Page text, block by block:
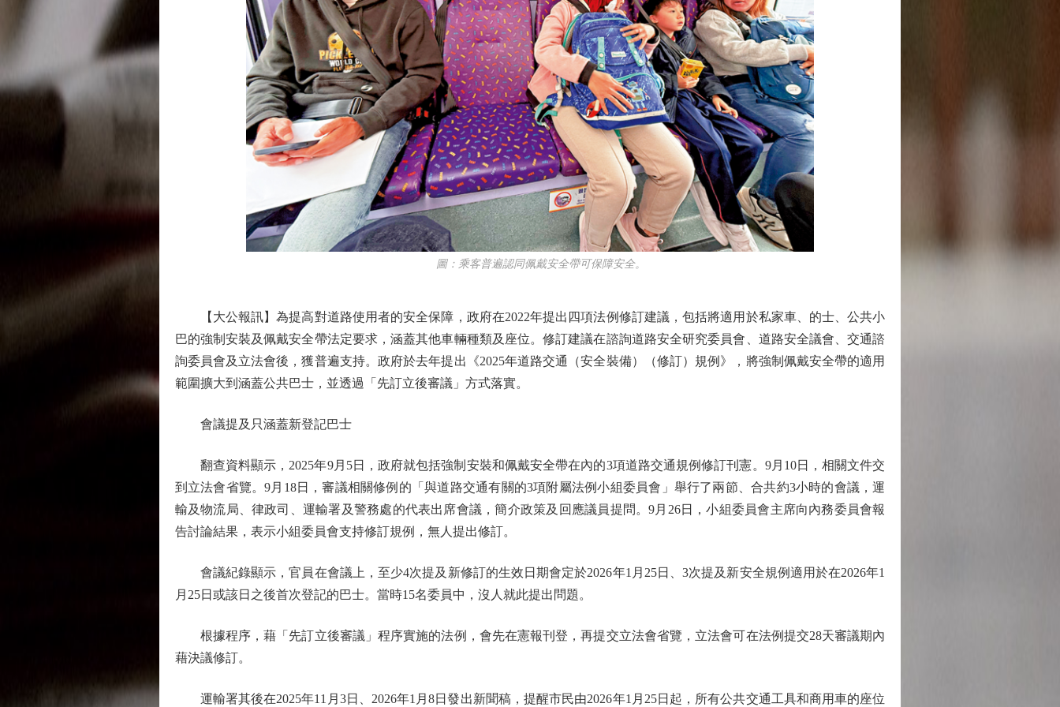
圖：乘客普遍認同佩戴安全帶可保障安全。
【大公報訊】為提高對道路使用者的安全保障，政府在2022年提出四項法例修訂建議，包括將適用於私家車、的士、公共小
巴的強制安裝及佩戴安全帶法定要求，涵蓋其他車輛種類及座位。修訂建議在諮詢道路安全研究委員會、道路安全議會、交通諮
詢委員會及立法會後，獲普遍支持。政府於去年提出《2025年道路交通（安全裝備）（修訂）規例》，將強制佩戴安全帶的適用
範圍擴大到涵蓋公共巴士，並透過「先訂立後審議」方式落實。
會議提及只涵蓋新登記巴士
翻查資料顯示，2025年9月5日，政府就包括強制安裝和佩戴安全帶在內的3項道路交通規例修訂刊憲。9月10日，相關文件交
到立法會省覽。9月18日，審議相關修例的「與道路交通有關的3項附屬法例小組委員會」舉行了兩節、合共約3小時的會議，運
輸及物流局、律政司、運輸署及警務處的代表出席會議，簡介政策及回應議員提問。9月26日，小組委員會主席向內務委員會報
告討論結果，表示小組委員會支持修訂規例，無人提出修訂。
會議紀錄顯示，官員在會議上，至少4次提及新修訂的生效日期會定於2026年1月25日、3次提及新安全規例適用於在2026年1
月25日或該日之後首次登記的巴士。當時15名委員中，沒人就此提出問題。
根據程序，藉「先訂立後審議」程序實施的法例，會先在憲報刊登，再提交立法會省覽，立法會可在法例提交28天審議期內
藉決議修訂。
運輸署其後在2025年11月3日、2026年1月8日發出新聞稿，提醒市民由2026年1月25日起，所有公共交通工具和商用車的座位